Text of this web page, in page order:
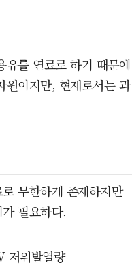
유를 연료로 하기 때문에
원이지만, 현재로서는 과
로 무한하게 존재하지만
필요하다.
위발열량